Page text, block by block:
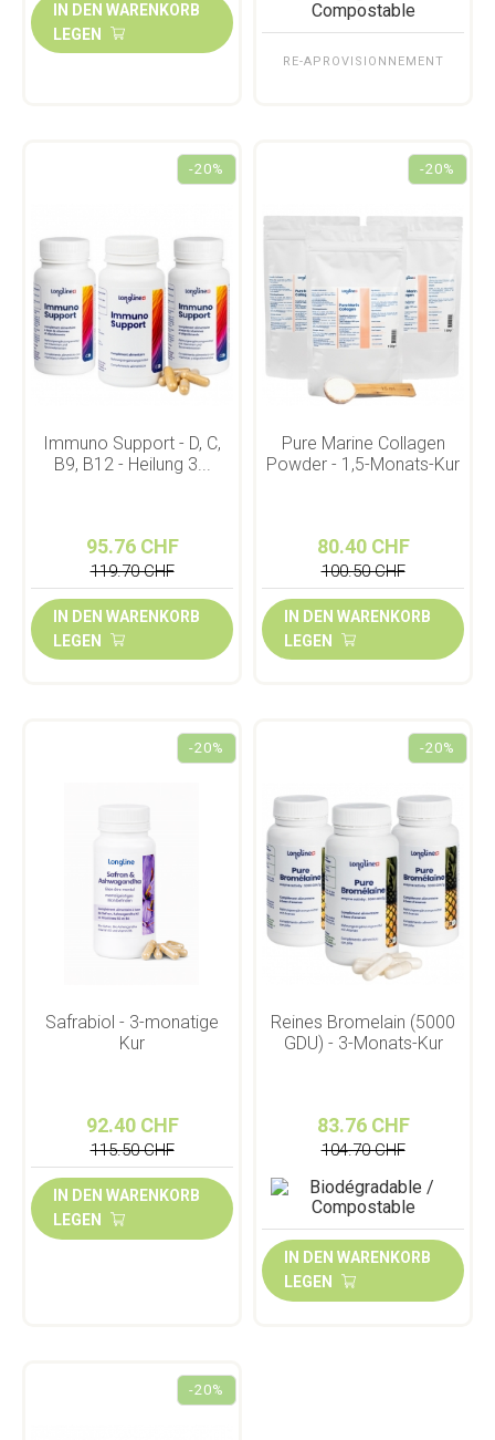
IN DEN WARENKORB
LEGEN
RE-APROVISIONNEMENT
-20%
Immuno Support - D, C,
B9, B12 - Heilung 3...
95.76 CHF
119.70 CHF
IN DEN WARENKORB
LEGEN
-20%
Pure Marine Collagen
Powder - 1,5-Monats-Kur
80.40 CHF
100.50 CHF
IN DEN WARENKORB
LEGEN
-20%
Safrabiol - 3-monatige
Kur
92.40 CHF
115.50 CHF
IN DEN WARENKORB
LEGEN
-20%
Reines Bromelain (5000
GDU) - 3-Monats-Kur
83.76 CHF
104.70 CHF
IN DEN WARENKORB
LEGEN
-20%